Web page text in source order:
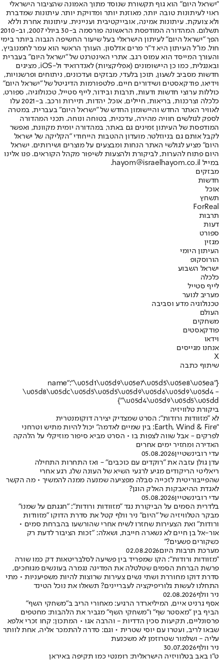
"ישראל היום" הוא גוף תקשורת שנוסד מתוך האמונה שהציבור הישראלי
ראוי לעיתונות טובה יותר, מאוזנת יותר ומדויקת יותר. עיתונות שמדברת
ולא צועקת. עיתונות אמינה, אובייקטיבית ועניינית. עיתונות אחרת וללא
תשלום. המהדורה המודפסת הראשונה פורסמה ב-30 ביולי 2007, וב-2010
הפך "ישראל היום" לעיתון הישראלי בעל שיעור החשיפה הגבוה ביותר בימי
חול. מו"ל העיתון היא ד"ר מרים אדלסון. העורך הראשי הוא עמר לחמנוביץ,
והעורך המייסד הוא עמוס רגב. אתרי האינטרנט של "ישראל היום" בעברית
ובאנגלית, כמו כן היישומונים (אפליקציות) לאנדרואיד ול-iOS, מציגים
חדשות מסביב לשעון, תוכן בלעדי, מבזקים ועדכונים, ניתוחים ופרשנויות,
וידיאו, פודקאסטים ושידורים חיים. פלטפורמות הדיגיטל של "ישראל היום"
כוללות ערוצי חדשות ודעות, תרבות ובידור, לייף סטייל, טכנולוגיה, ספורט,
כלכלה וצרכנות, בריאות, חיילים, אוכל, יהדות, תיירות ורכב. ב-2021 עלו
לאוויר האתר החדש והיישומון החדש של "ישראל היום" בעברית, במטרה
לספק לגולשים חוויה מהירה, עדכנית, בטוחה ונוחה. תכני המהדורה
המודפסת של העיתון זמינים גם באתר, במהדורה יומית מקוונת, ואפשר
לקבל אותם גם בניוזלטר. מועדון ההטבות הייחודי "הקליקה של ישראל
היום" מציע לגולשי האתר הנחות ומבצעים על מוצרים ושירותים. ישראל
היום פתוח להערות, לביקורת ולהצעות לשיפור מקהל הקוראים. פנו אלינו
במייל hayom@israelhayom.co.il.
מבזקים
חדשות
אוכל
תשחץ
ForReal
תרבות
דעות
ספורט
מגזין
העיתון היומי
הורוסקופ
ישראל השבוע
כלכלה
לייף סטייל
מעריב לנוער
טכנולוגיה מדע וסביבה
העולם
משחקים
פודקאסטים
וידאו
אנחנו מגייסים
X
שיתוף כתבה
{"name":"\u05d1\u05d9\u05e7\u05d5\u05e8\u05ea
\u05d8\u05dc\u05d5\u05d5\u05d9\u05d6\u05d9\u05d4 -
\u05d4\u05d9\u05d5\u05dd"}
ביקורת טלוויזיה
לא "מזוודות ורודות": הסרט שמצדיק יצירה דוקומנטרית
"Earth, Wind & Fire: בין שמיים לאדמה" יכול להיות מתיש וטרחני
לפרקים - אבל שווה לצפות בו • הסרט מביא סיפור מוזיקלי על הלהקה
האדירה ומחזיר ימים אחרים
עדי רובינשטיין05.08.2026
עדן גולן עזבה את "רוקדים עם כוכבים" - ואז התחרות התחילה
ריאליטי הריקודים מגיע לרגעי השיא של העונה שלו, רגע אחרי
שהפייבוריטית לזכייה סבלה מפציעה שמנעה ממנה להמשיך • מה הקשר
לאגדת ההיאבקות האלק הוגן?
עדי רובינשטיין05.08.2026
בלדרית הסמים על הביקורת נגד "מזוודות ורודות": "חגגתם על שמנו"
מבקר הטלוויזיה של "היום" ניר וולף קטל את סדרת הדוקו "מזוודות
ורודות" ואת הצעירות שחזרו לשיח אחרי שהורשעו בהברחת סמים •
אור-אל בן חיים לא נשארה חייבת, ושאלה: "זכות הציבור לדעת רק
כשקורים פשעים?"
מערכת תרבות היום02.08.2026
"מזוודות ורודות": הקו שמפריד בין פשיעה לסלבריטאות דק כמו שורה
פרשת הברחת הסמים שטלטלה את המדינה נגמרה בעונשים מגוחכים,
סדרת דוקו מחוררת ושתי נשים צעירות שרוצות להיות משפיעניות • מתי
התחלנו לעשות גלוריפיקציה לעבריינים? תשאלו את נוכל הטינד
ניר וולף02.08.2026
אסף גרניט איים, המיליארדר הרגיע: מאחורי הריב ב"משחקי השף"
הביף בין "מאסטר שף" ו"משחקי השף" מגביר את הלהבות: מחטפים
פרסונליים, תקיעות סכין הדדיות - והרבה אגו • המתכון: קחו זכרי אלפא
שבאו לריב, ועטרו עם יוסי שטרית • וגם: סדרה להתמכר אליה, אחת לוותר
עליה - ושלמור שטרוזמן לא משכנעת
ניר וולף30.07.2026
ט"ו באב בטלוויזיה הישראלית: רומנטי כמו תקיפה באיראן